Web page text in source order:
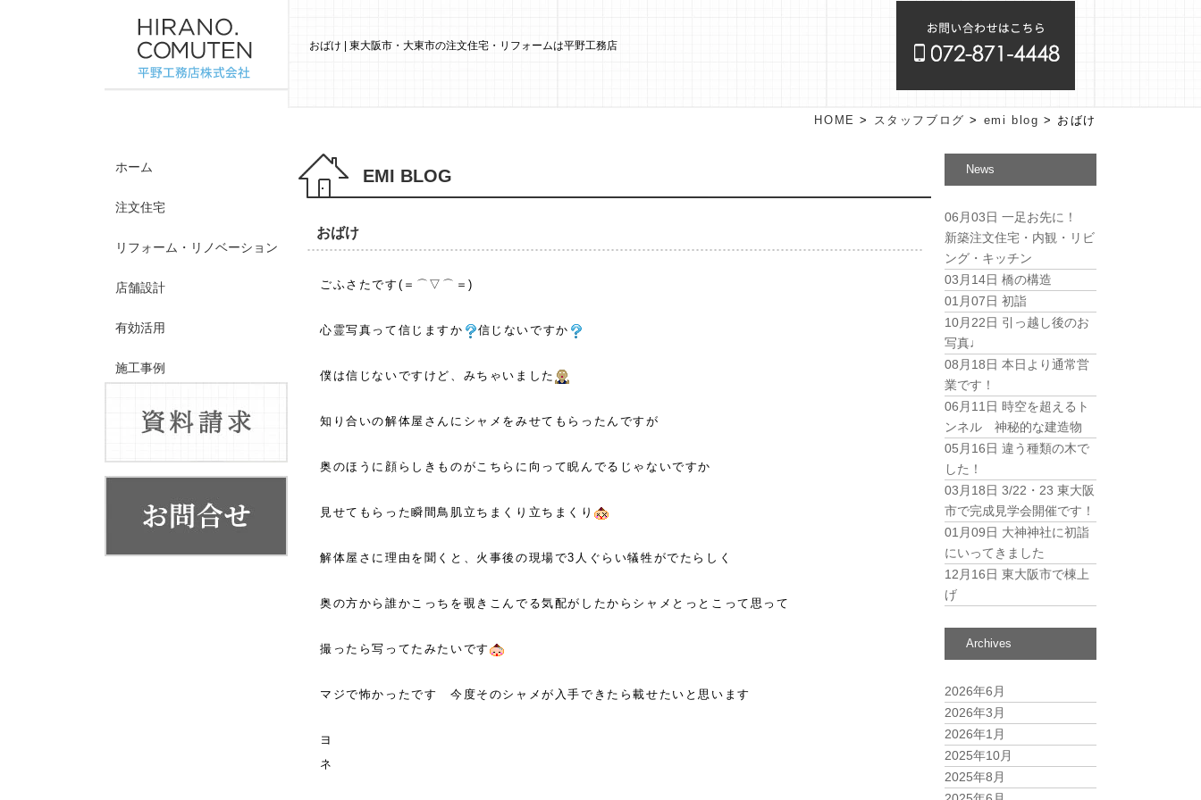
おばけ | 東大阪市・大東市の注文住宅・リフォームは平野工務店
ホーム
注文住宅
リフォーム・リノベーション
店舗設計
有効活用
施工事例
お客様の声
HOME > スタッフブログ > emi blog > おばけ
EMI BLOG
おばけ
ごふさたです(＝⌒▽⌒＝)
心霊写真って信じますか 信じないですか
僕は信じないですけど、みちゃいました
知り合いの解体屋さんにシャメをみせてもらったんですが
奥のほうに顔らしきものがこちらに向って睨んでるじゃないですか
見せてもらった瞬間鳥肌立ちまくり立ちまくり
解体屋さに理由を聞くと、火事後の現場で3人ぐらい犠牲がでたらしく
奥の方から誰かこっちを覗きこんでる気配がしたからシャメとっとこって思って
撮ったら写ってたみたいです
マジで怖かったです 今度そのシャメが入手できたら載せたいと思います
ヨ
ネ
News
06月03日 一足お先に！
新築注文住宅・内観・リビ
ング・キッチン
03月14日 橋の構造
01月07日 初詣
10月22日 引っ越し後のお
写真♩
08月18日 本日より通常営
業です！
06月11日 時空を超えるト
ンネル 神秘的な建造物
05月16日 違う種類の木で
した！
03月18日 3/22・23 東大阪
市で完成見学会開催です！
01月09日 大神神社に初詣
にいってきました
12月16日 東大阪市で棟上
げ
Archives
2026年6月
2026年3月
2026年1月
2025年10月
2025年8月